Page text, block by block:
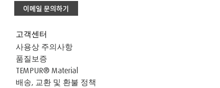
고객센터
사용상 주의사항
품질보증
TEMPUR® Material
배송, 교환 및 환불 정책